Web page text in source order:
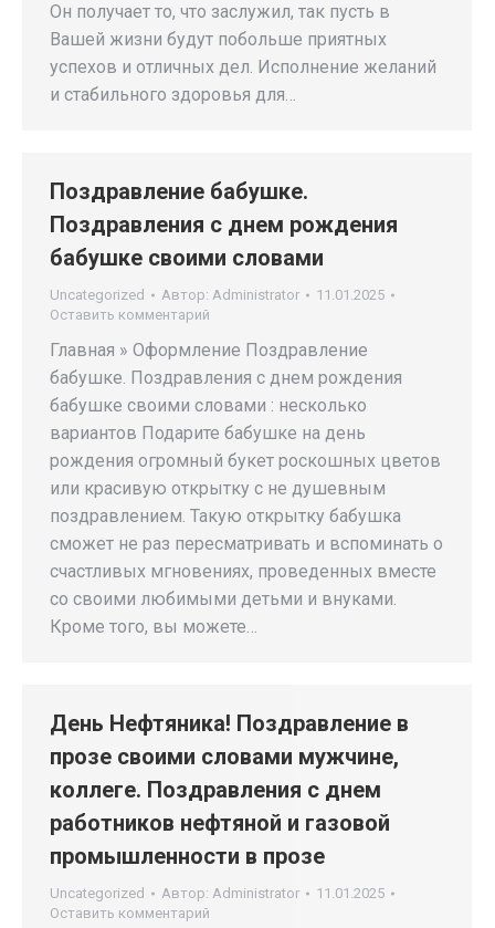
Он получает то, что заслужил, так пусть в
Вашей жизни будут побольше приятных
успехов и отличных дел. Исполнение желаний
и стабильного здоровья для…
Поздравление бабушке.
Поздравления с днем рождения
бабушке своими словами
Uncategorized Автор: Administrator
11.01.2025
Оставить комментарий
Главная » Оформление Поздравление
бабушке. Поздравления с днем рождения
бабушке своими словами : несколько
вариантов Подарите бабушке на день
рождения огромный букет роскошных цветов
или красивую открытку с не душевным
поздравлением. Такую открытку бабушка
сможет не раз пересматривать и вспоминать о
счастливых мгновениях, проведенных вместе
со своими любимыми детьми и внуками.
Кроме того, вы можете…
День Нефтяника! Поздравление в
прозе своими словами мужчине,
коллеге. Поздравления с днем
работников нефтяной и газовой
промышленности в прозе
Uncategorized Автор: Administrator
11.01.2025
Оставить комментарий